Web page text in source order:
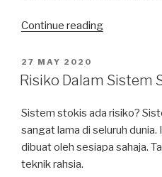
Continue reading“Kenapa
Update?”
POSTED
ON
27 MAY 2020
Risiko Dalam Sistem
Sistem stokis ada risiko?
sangat lama di seluruh
dibuat oleh sesiapa sahaja.
teknik rahsia.